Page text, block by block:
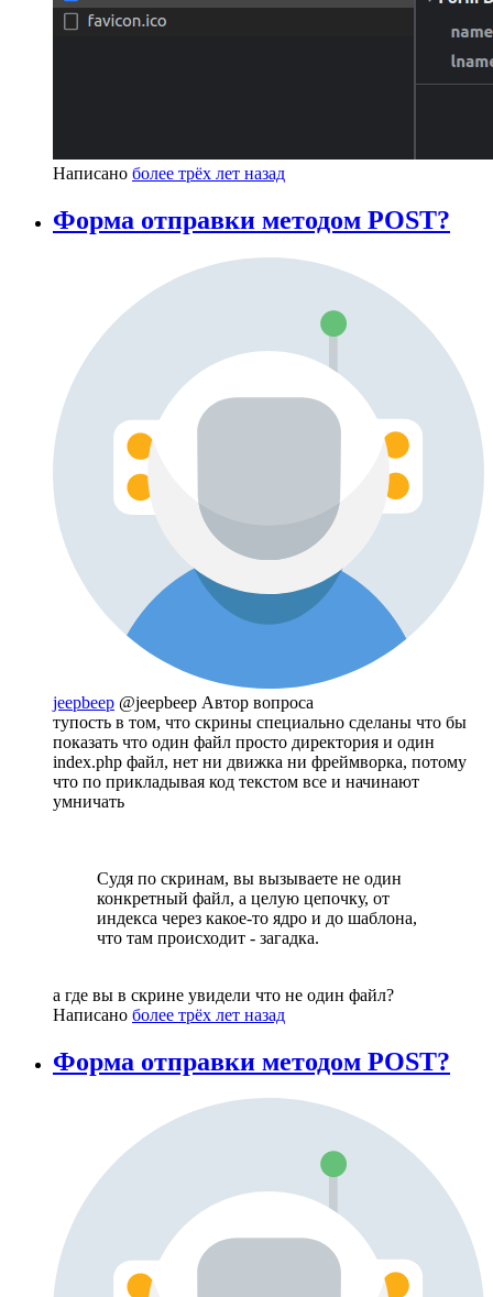
Написано более трёх лет назад
Форма отправки методом POST?
jeepbeep @jeepbeep Автор вопроса
тупость в том, что скрины специально сделаны что бы
показать что один файл просто директория и один
index.php файл, нет ни движка ни фреймворка, потому
что по прикладывая код текстом все и начинают
умничать
Судя по скринам, вы вызываете не один
конкретный файл, а целую цепочку, от
индекса через какое-то ядро и до шаблона,
что там происходит - загадка.
а где вы в скрине увидели что не один файл?
Написано более трёх лет назад
Форма отправки методом POST?